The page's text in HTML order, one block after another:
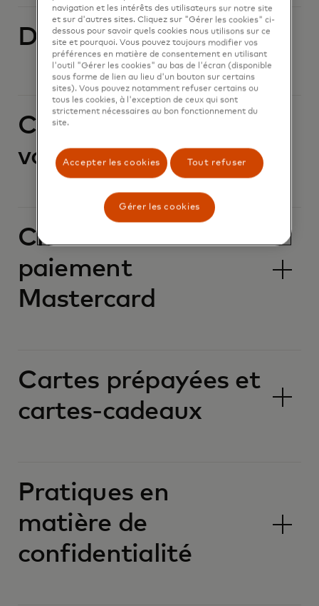
Devise étrangère
Carte perdue ou
volée
Clés d’accès de
paiement
Mastercard
Cartes prépayées et
cartes-cadeaux
Pratiques en
matière de
confidentialité
navigation et les intérêts des utilisateurs sur notre site
et sur d'autres sites. Cliquez sur "Gérer les cookies" ci-
dessous pour savoir quels cookies nous utilisons sur ce
site et pourquoi. Vous pouvez toujours modifier vos
préférences en matière de consentement en utilisant
l'outil "Gérer les cookies" au bas de l'écran (disponible
sous forme de lien au lieu d'un bouton sur certains
sites). Vous pouvez notamment refuser certains ou
tous les cookies, à l'exception de ceux qui sont
strictement nécessaires au bon fonctionnement du
site.
Accepter les cookies Tout refuser
Gérer les cookies